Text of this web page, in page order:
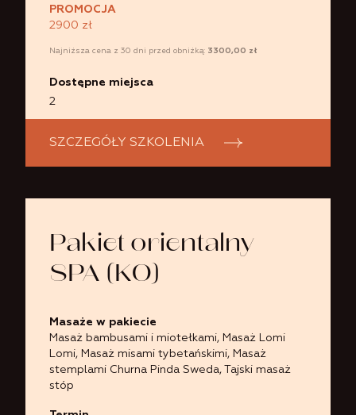
PROMOCJA
2900 zł
Najniższa cena z 30 dni przed obniżką: 3300,00 zł
Dostępne miejsca
2
SZCZEGÓŁY SZKOLENIA
Pakiet orientalny
SPA (KO)
Masaże w pakiecie
Masaż bambusami i miotełkami, Masaż Lomi
Lomi, Masaż misami tybetańskimi, Masaż
stemplami Churna Pinda Sweda,
Tajski masaż
stóp